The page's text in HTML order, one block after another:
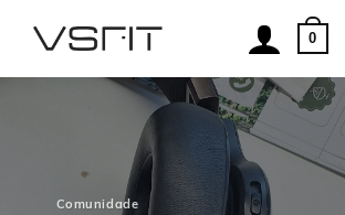
0
Comunidade